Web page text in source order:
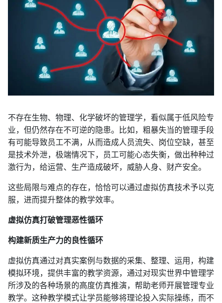
不存在生物、物理、化学破坏的管理学，看似属于低风险专
业，但仍然存在不可逆的隐患。比如，粗暴失当的管理手段
有可能导致员工不满，从而造成人员流失、岗位空缺，甚至
是技术外泄，极端情况下，员工可能心态失衡，做出种种过
激行为，给运营、生产造成破坏，威胁人身、财产安全。
这些局限与难点的存在，恰恰可以通过虚拟仿真技术予以克
服，进而提升整体的教学效率。
虚拟仿真打破管理恶性循环
构建新质生产力的良性循环
虚拟仿真通过对真实案例与数据的采集、整理、运用，构建
模拟环境，提供丰富的教学资源，通过对现实世界中管理学
所涉及的各种场景的高度仿真推演，帮助老师开展管理专业
教学。这种教学模式让学员能够将理论投入实际操练，而不